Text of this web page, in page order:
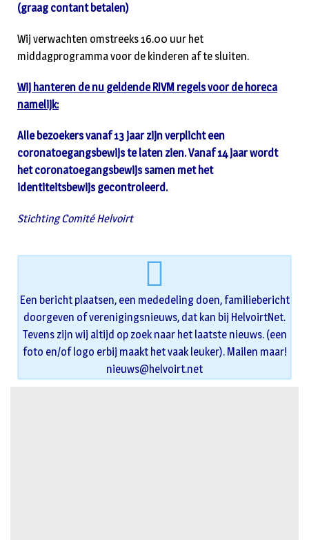
(graag contant betalen)
Wij verwachten omstreeks 16.00 uur het
middagprogramma voor de kinderen af te sluiten.
Wij hanteren de nu geldende RIVM regels voor de horeca
namelijk:
Alle bezoekers vanaf 13 jaar zijn verplicht een
coronatoegangsbewijs te laten zien. Vanaf 14 jaar wordt
het coronatoegangsbewijs samen met het
identiteitsbewijs gecontroleerd.
Stichting Comité Helvoirt
Een bericht plaatsen, een mededeling doen, familiebericht
doorgeven of verenigingsnieuws, dat kan bij HelvoirtNet.
Tevens zijn wij altijd op zoek naar het laatste nieuws. (een
foto en/of logo erbij maakt het vaak leuker). Mailen maar!
nieuws@helvoirt.net